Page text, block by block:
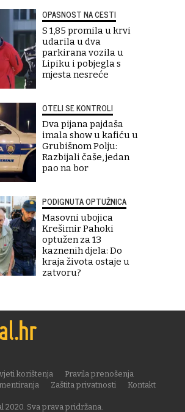
OPASNOST NA CESTI
S 1,85 promila u krvi
udarila u dva
parkirana vozila u
Lipiku i pobjegla s
mjesta nesreće
OTELI SE KONTROLI
Dva pijana pajdaša
imala show u kafiću u
Grubišnom Polju:
Razbijali čaše, jedan
pao na bor
PODIGNUTA OPTUŽNICA
Masovni ubojica
Krešimir Pahoki
optužen za 13
kaznenih djela: Do
kraja života ostaje u
zatvoru?
Sva prava pridržana.
korištenja
Pravila prenošenja
Zaštita privatnosti
Kontakt